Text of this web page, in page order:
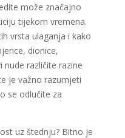
može značajno
tijekom vremena.
vrsta ulaganja i kako
dionice,
nude različite razine
je važno razumjeti
se odlučite za
uz štednju? Bitno je